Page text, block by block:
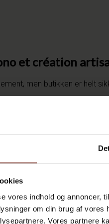
vores indhold og annoncer,
om din brug af
Vores partnere
et création
men butikken er helt
tage hen, hvis du ikke lige
motiver. Blandt andet
og bomuldstekstiler fra
stoffabrikanter i Japan.
ikke til Danmark.